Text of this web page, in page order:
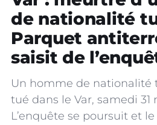
de nationalité
Parquet
saisit de
Un homme de nationalité
tué dans le Var, samedi 31
L’enquête se poursuit et